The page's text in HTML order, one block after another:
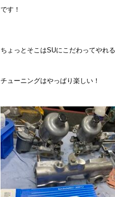
です！
ちょっとそこはSUにこだわってやれ
チューニングはやっぱり楽しい！